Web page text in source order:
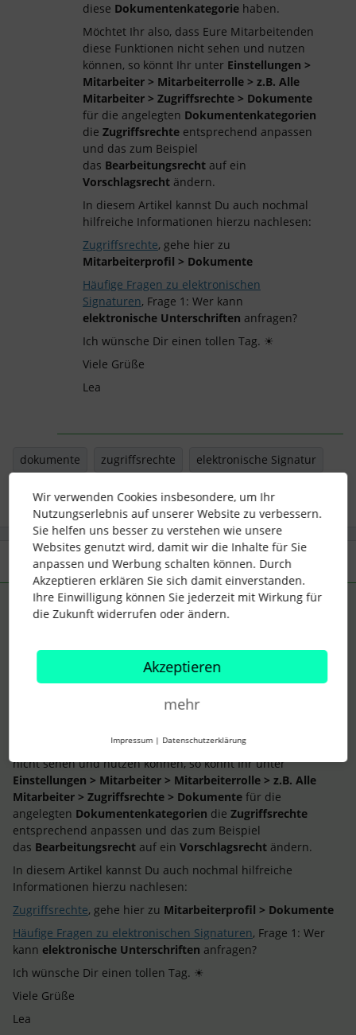
diese Dokumentenkategorie haben.
Möchtet Ihr also, dass Eure Mitarbeitenden
diese Funktionen nicht sehen und nutzen
können, so könnt Ihr unter Einstellungen >
Mitarbeiter > Mitarbeiterrolle > z.B. Alle
Mitarbeiter > Zugriffsrechte > Dokumente
für die angelegten Dokumentenkategorien
die Zugriffsrechte entsprechend anpassen
und das zum Beispiel
das Bearbeitungsrecht auf ein
Vorschlagsrecht ändern.
In diesem Artikel kannst Du auch nochmal
hilfreiche Informationen hierzu nachlesen:
Zugriffsrechte, gehe hier zu
Mitarbeiterprofil > Dokumente
Häufige Fragen zu elektronischen
Signaturen, Frage 1: Wer kann
elektronische Unterschriften anfragen?
Ich wünsche Dir einen tollen Tag. ☀
Viele Grüße
Lea
dokumente zugriffsrechte elektronische Signatur
2 Antworten Älteste zuerst
Support Zeitmanagement ANTWORT
@Gabriele Zabel,
e-Signaturanzufordern und ein
angezeigt, wenn Mitarbeitende ein
Möchtet Ihr also, dass Eure Mitarbeitenden diese Funktionen
nicht sehen und nutzen können, so könnt Ihr unter
Einstellungen > Mitarbeiter > Mitarbeiterrolle > z.B. Alle
Mitarbeiter > Zugriffsrechte > Dokumente für die
angelegten Dokumentenkategorien die Zugriffsrechte
entsprechend anpassen und das zum Beispiel
das Bearbeitungsrecht auf ein Vorschlagsrecht ändern.
In diesem Artikel kannst Du auch nochmal hilfreiche
Informationen hierzu nachlesen:
Zugriffsrechte, gehe hier zu Mitarbeiterprofil > Dokumente
Häufige Fragen zu elektronischen Signaturen, Frage 1: Wer
kann elektronische Unterschriften anfragen?
Ich wünsche Dir einen tollen Tag. ☀
Viele Grüße
Lea
Wir verwenden Cookies insbesondere, um Ihr
Nutzungserlebnis auf unserer Website zu verbessern.
Sie helfen uns besser zu verstehen wie unsere
Websites genutzt wird, damit wir die Inhalte für Sie
anpassen und Werbung schalten können. Durch
Akzeptieren erklären Sie sich damit einverstanden.
Ihre Einwilligung können Sie jederzeit mit Wirkung für
die Zukunft widerrufen oder ändern.
Akzeptieren
mehr
Impressum | Datenschutzerklärung